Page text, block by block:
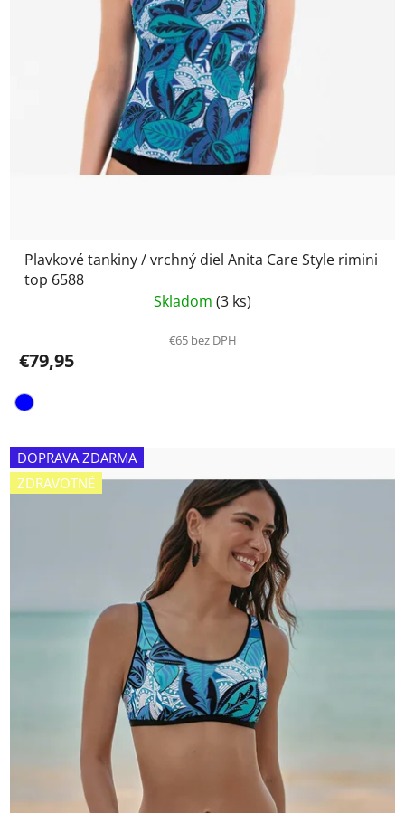
Plavkové tankiny / vrchný diel Anita Care Style rimini
top 6588
Skladom (3 ks)
€65 bez DPH
€79,95
DOPRAVA ZDARMA
ZDRAVOTNÉ